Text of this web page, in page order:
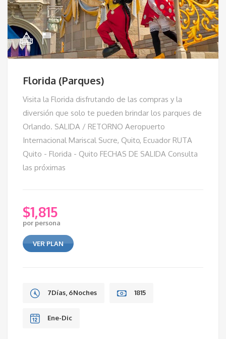
Florida (Parques)
Visita la Florida disfrutando de las compras y la
diversión que solo te pueden brindar los parques de
Orlando. SALIDA / RETORNO Aeropuerto
Internacional Mariscal Sucre, Quito, Ecuador RUTA
Quito - Florida - Quito FECHAS DE SALIDA Consulta
las próximas
$1,815
por persona
VER PLAN
7Días, 6Noches 1815
Ene-Dic